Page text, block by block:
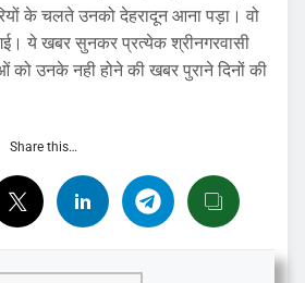
के चलते उनको देहरादून आना पड़ा। वो
ये खबर सुनकर प्रत्येक श्रीनगरवासी
को उनके नही होने की खबर पुराने दिनों की
Share this…